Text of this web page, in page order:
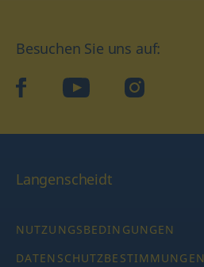
Besuchen Sie uns auf:
facebookYouTube Instagram
Langenscheidt
NUTZUNGSBEDINGUNGEN
DATENSCHUTZBESTIMMUNGEN